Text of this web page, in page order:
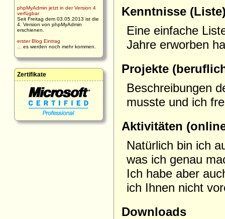
phpMyAdmin jetzt in der Version 4
verfügbar
Seit Freitag dem 03.05.2013 ist die
4. Version von phpMyAdmin
erschienen.
erster Blog Eintrag
... es werden noch mehr kommen.
Zertifikate
Kenntnisse
Eine einfache
Jahre erworben
Projekte
Beschreibungen
musste und ich
Aktivitäten
Natürlich bin ich
was ich genau
Ich habe aber
ich Ihnen nicht
Downloads